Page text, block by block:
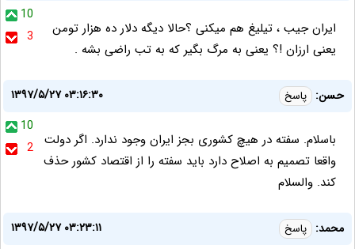
10
3
ایران جیب ، تیلیغ هم میکنی ؟حالا دیگه دلار ده هزار تومن
یعنی ارزان !؟ یعنی به مرگ بگیر که به تب راضی بشه .
حسن: پاسخ
۱۳۹۷/۵/۲۷ ۰۳:۱۶:۳۰
10
2
باسلام. سفته در هيچ كشورى بجز ايران وجود ندارد. اگر دولت
واقعا تصميم به اصلاح دارد بايد سفته را از اقتصاد كشور حذف
كند. والسلام
محمد: پاسخ
۱۳۹۷/۵/۲۷ ۰۳:۲۳:۱۱